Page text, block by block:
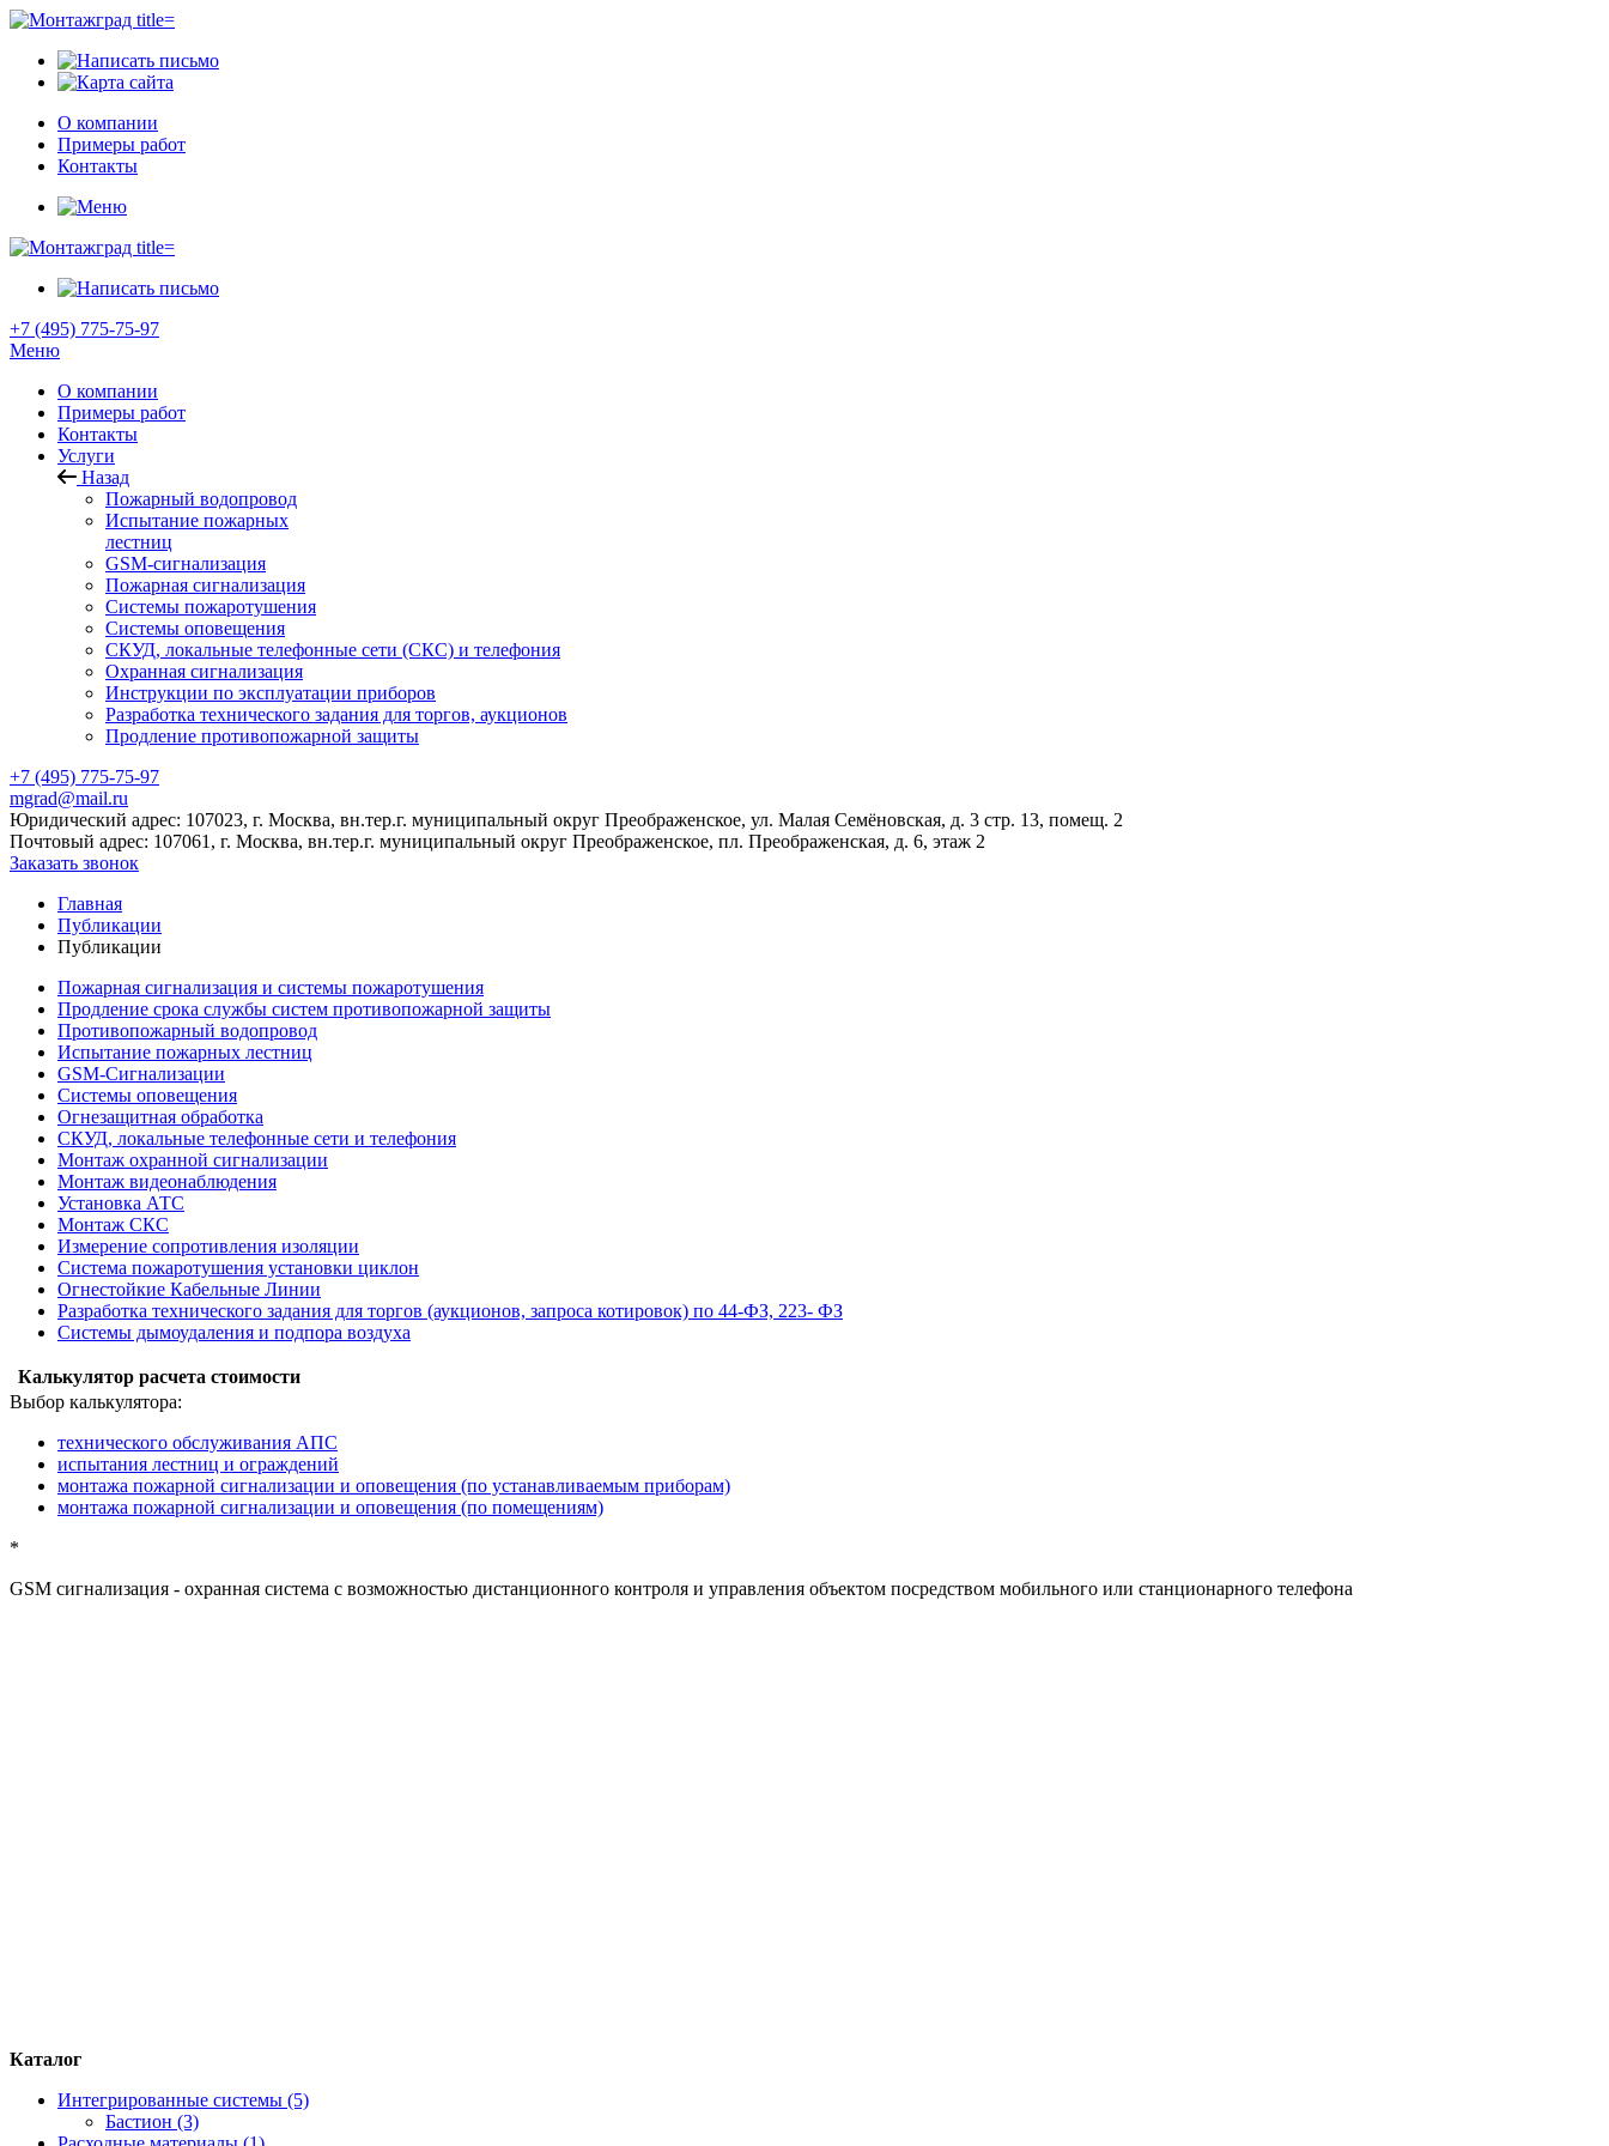
О компании
Примеры работ
Контакты
+7 (495) 775-75-97
Меню
О компании
Примеры работ
Контакты
Услуги
Назад
Пожарный водопровод
Испытание пожарных
лестниц
GSM-сигнализация
Пожарная сигнализация
Системы пожаротушения
Системы оповещения
СКУД, локальные телефонные сети (СКС) и телефония
Охранная сигнализация
Инструкции по эксплуатации приборов
Разработка технического задания для торгов, аукционов
Продление противопожарной защиты
+7 (495) 775-75-97
mgrad@mail.ru
Юридический адрес: 107023, г. Москва, вн.тер.г. муниципальный округ Преображенское, ул. Малая Семёновская, д. 3 стр. 13, помещ. 2
Почтовый адрес: 107061, г. Москва, вн.тер.г. муниципальный округ Преображенское, пл. Преображенская, д. 6, этаж 2
Заказать звонок
Главная
Публикации
Публикации
Пожарная сигнализация и системы пожаротушения
Продление срока службы систем противопожарной защиты
Противопожарный водопровод
Испытание пожарных лестниц
GSM-Сигнализации
Системы оповещения
Огнезащитная обработка
СКУД, локальные телефонные сети и телефония
Монтаж охранной сигнализации
Монтаж видеонаблюдения
Установка АТС
Монтаж СКС
Измерение сопротивления изоляции
Система пожаротушения установки циклон
Огнестойкие Кабельные Линии
Разработка технического задания для торгов (аукционов, запроса котировок) по 44-ФЗ, 223- ФЗ
Системы дымоудаления и подпора воздуха
Калькулятор расчета стоимости
Выбор калькулятора:
технического обслуживания АПС
испытания лестниц и ограждений
монтажа пожарной сигнализации и оповещения (по устанавливаемым приборам)
монтажа пожарной сигнализации и оповещения (по помещениям)
*
GSM сигнализация - охранная система с возможностью дистанционного контроля и управления объектом посредством мобильного или станционарного телефона
Каталог
Интегрированные системы (5)
Бастион (3)